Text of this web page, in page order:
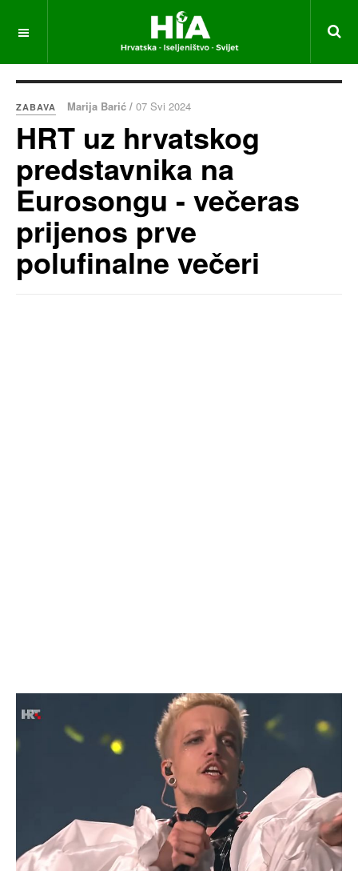
ZABAVA Marija Barić / 07 Svi 2024
HRT uz hrvatskog
predstavnika na
Eurosongu - večeras
prijenos prve
polufinalne večeri